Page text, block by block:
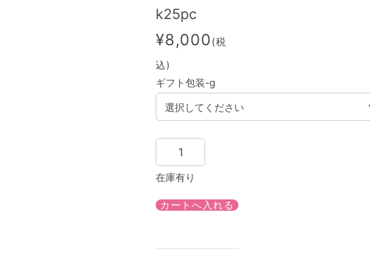
k25pc
¥8,000(税
込)
ギフト包装-g
在庫有り